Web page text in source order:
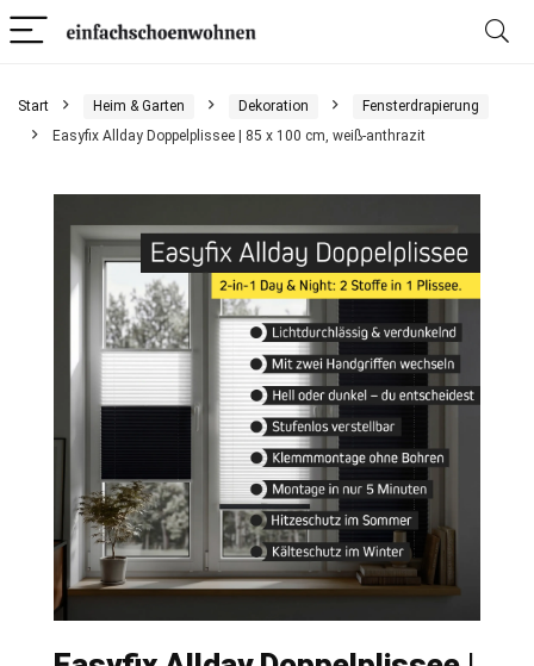
Start Heim & Garten Dekoration
Fensterdrapierung
Easyfix Allday Doppelplissee | 85 x 100 cm, weiß-anthrazit